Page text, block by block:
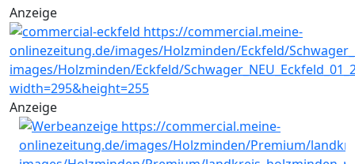
Anzeige
Anzeige